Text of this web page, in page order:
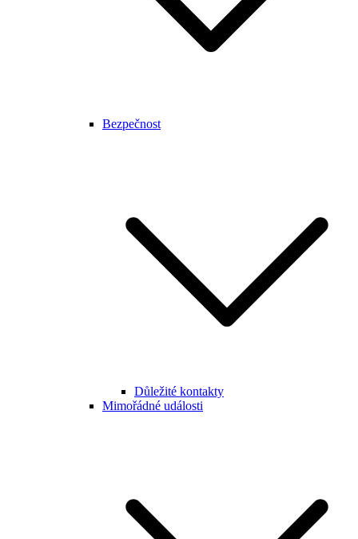
Bezpečnost
Důležité kontakty
Mimořádné události